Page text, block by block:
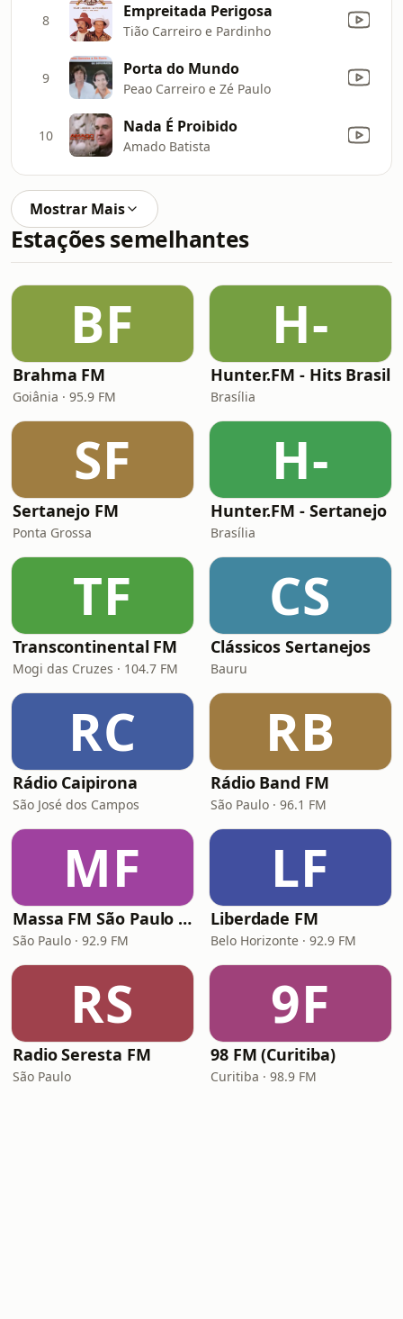
8 Empreitada Perigosa
Tião Carreiro e Pardinho
9 Porta do Mundo
Peao Carreiro e Zé Paulo
10 Nada É Proibido
Amado Batista
Mostrar Mais
Estações semelhantes
BF
Brahma FM
Goiânia · 95.9 FM
H-
Hunter.FM - Hits Brasil
Brasília
SF
Sertanejo FM
Ponta Grossa
H-
Hunter.FM - Sertanejo
Brasília
TF
Transcontinental FM
Mogi das Cruzes · 104.7 FM
CS
Clássicos Sertanejos
Bauru
RC
Rádio Caipirona
São José dos Campos
RB
Rádio Band FM
São Paulo · 96.1 FM
MF
Massa FM São Paulo 92.9
São Paulo · 92.9 FM
LF
Liberdade FM
Belo Horizonte · 92.9 FM
RS
Radio Seresta FM
São Paulo
9F
98 FM (Curitiba)
Curitiba · 98.9 FM